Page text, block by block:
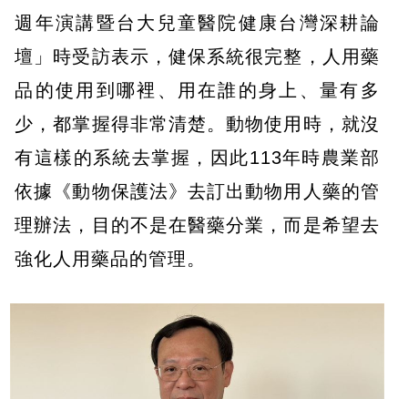
週年演講暨台大兒童醫院健康台灣深耕論
壇」時受訪表示，健保系統很完整，人用藥
品的使用到哪裡、用在誰的身上、量有多
少，都掌握得非常清楚。動物使用時，就沒
有這樣的系統去掌握，因此113年時農業部
依據《動物保護法》去訂出動物用人藥的管
理辦法，目的不是在醫藥分業，而是希望去
強化人用藥品的管理。